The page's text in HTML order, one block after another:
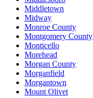
Middletown
Midway
Monroe County
Montgomery County
Monticello
Morehead
Morgan County
Morganfield
Morgantown
Mount Olivet